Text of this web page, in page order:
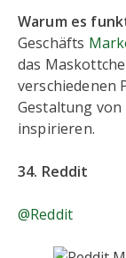
Warum es
Geschäfts
das
verschiedenen
Gestaltung
inspirieren.
34. Reddit
@Reddit